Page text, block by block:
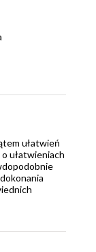
ułatwień
ułatwieniach